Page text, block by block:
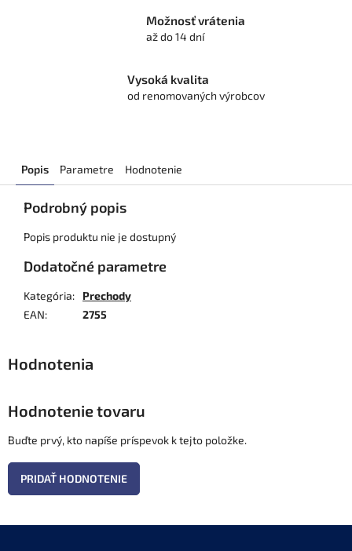
Možnosť vrátenia
až do 14 dní
Vysoká kvalita
od renomovaných výrobcov
Popis Parametre Hodnotenie
Podrobný popis
Popis produktu nie je dostupný
Dodatočné parametre
Kategória:
Prechody
EAN: 2755
Hodnotenie tovaru
Buďte prvý, kto napíše príspevok k tejto položke.
PRIDAŤ HODNOTENIE